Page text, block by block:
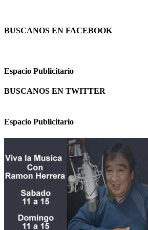
BUSCANOS EN FACEBOOK
Espacio Publicitario
BUSCANOS EN TWITTER
Espacio Publicitario